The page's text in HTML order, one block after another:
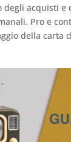
degli acquisti e
Pro e
della carta